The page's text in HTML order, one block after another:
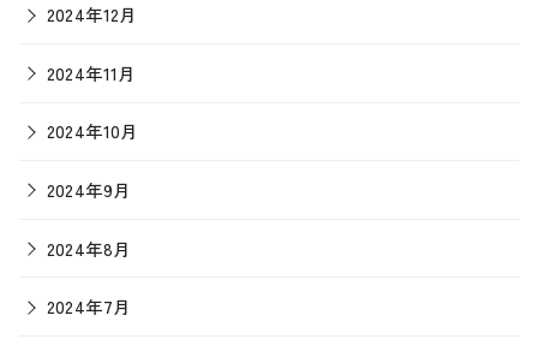
2024年12月
2024年11月
2024年10月
2024年9月
2024年8月
2024年7月